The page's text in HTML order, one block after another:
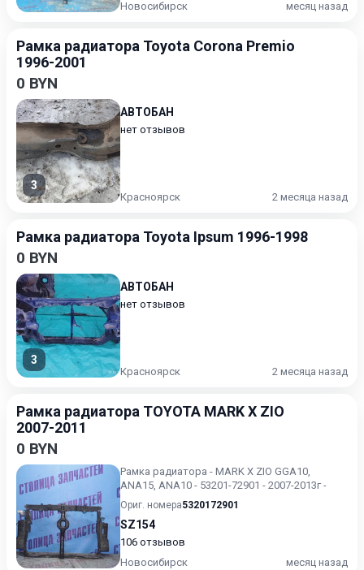
Новосибирск месяц назад
Рамка радиатора Toyota Corona Premio
1996-2001
0 BYN
3
АВТОБАН
нет отзывов
Красноярск 2 месяца назад
Рамка радиатора Toyota Ipsum 1996-1998
0 BYN
3
АВТОБАН
нет отзывов
Красноярск 2 месяца назад
Рамка радиатора TOYOTA MARK X ZIO
2007-2011
0 BYN
Рамка радиатора - MARK X ZIO GGA10,
ANA15, ANA10 - 53201-72901 - 2007-2013г -
Ориг. номера5320172901
SZ154
106 отзывов
Новосибирск
месяц назад